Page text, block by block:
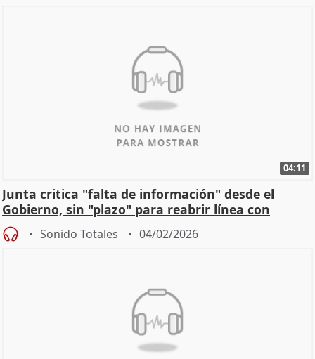
04:11
Junta critica "falta de información" desde el
Gobierno, sin "plazo" para reabrir línea con
Madrid
Sonido Totales 04/02/2026